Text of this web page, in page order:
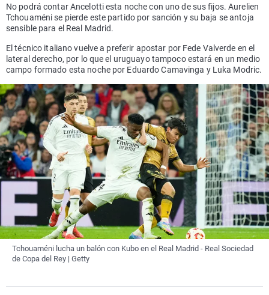
No podrá contar Ancelotti esta noche con uno de sus fijos. Aurelien
Tchouaméni se pierde este partido por sanción y su baja se antoja
sensible para el Real Madrid.
El técnico italiano vuelve a preferir apostar por Fede Valverde en el
lateral derecho, por lo que el uruguayo tampoco estará en un medio
campo formado esta noche por Eduardo Camavinga y Luka Modric.
Tchouaméni lucha un balón con Kubo en el Real Madrid - Real Sociedad
de Copa del Rey | Getty